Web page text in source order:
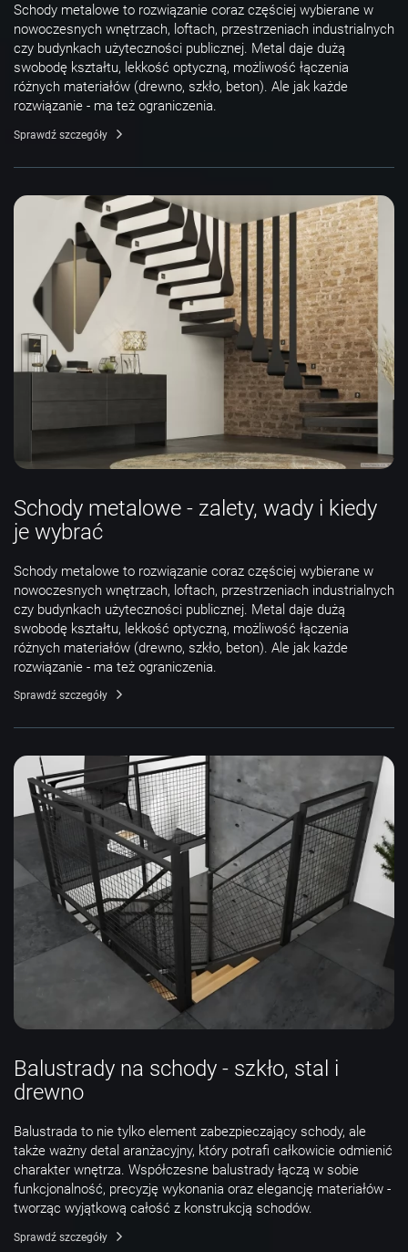
Schody metalowe to rozwiązanie coraz częściej wybierane w
nowoczesnych wnętrzach, loftach, przestrzeniach industrialnych
czy budynkach użyteczności publicznej. Metal daje dużą
swobodę kształtu, lekkość optyczną, możliwość łączenia
różnych materiałów (drewno, szkło, beton). Ale jak każde
rozwiązanie - ma też ograniczenia.
Sprawdź szczegóły
Schody metalowe - zalety, wady i kiedy
je wybrać
Schody metalowe to rozwiązanie coraz częściej wybierane w
nowoczesnych wnętrzach, loftach, przestrzeniach industrialnych
czy budynkach użyteczności publicznej. Metal daje dużą
swobodę kształtu, lekkość optyczną, możliwość łączenia
różnych materiałów (drewno, szkło, beton). Ale jak każde
rozwiązanie - ma też ograniczenia.
Sprawdź szczegóły
Balustrady na schody - szkło, stal i
drewno
Balustrada to nie tylko element zabezpieczający schody, ale
także ważny detal aranżacyjny, który potrafi całkowicie odmienić
charakter wnętrza. Współczesne balustrady łączą w sobie
funkcjonalność, precyzję wykonania oraz elegancję materiałów -
tworząc wyjątkową całość z konstrukcją schodów.
Sprawdź szczegóły